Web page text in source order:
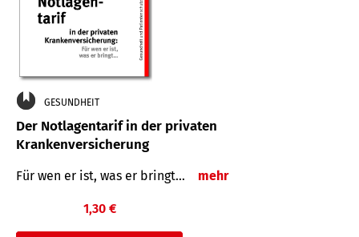
GESUNDHEIT
Der Notlagentarif in der privaten
Krankenversicherung
Für wen er ist, was er bringt… mehr
1,30 €